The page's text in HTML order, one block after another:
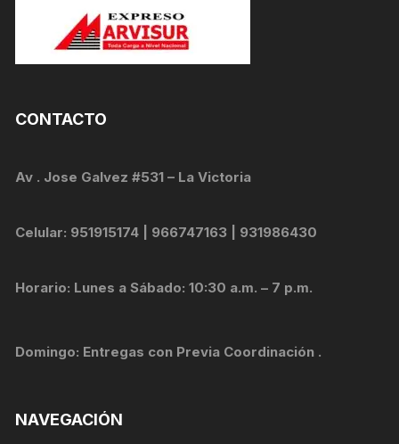
CONTACTO
Av . Jose Galvez #531 – La Victoria
Celular: 951915174 | 966747163 | 931986430
Horario: Lunes a Sábado: 10:30 a.m. – 7 p.m.
Domingo: Entregas con Previa Coordinación .
NAVEGACIÓN